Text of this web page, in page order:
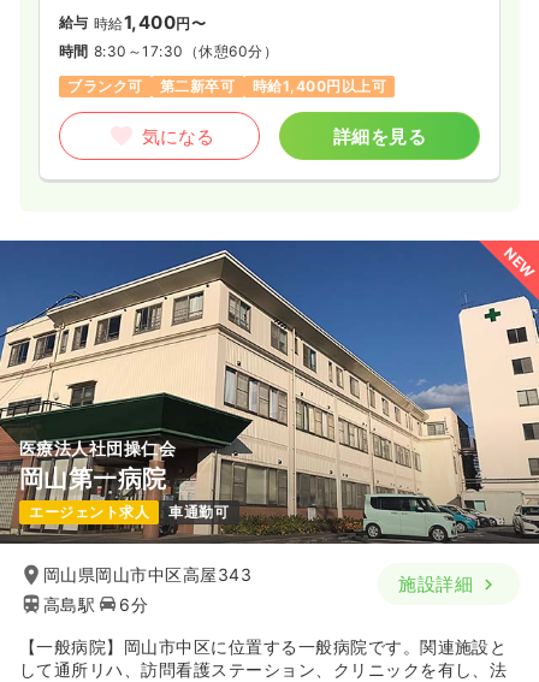
給与 時給1,400円〜
時間 8:30～17:30 （休憩60分）
ブランク可
第二新卒可 時給1,400円以上可
気になる 詳細を見る
NEW
医療法人社団操仁会
岡山第一病院
エージェント求人 車通勤可
岡山県岡山市中区高屋343
高島駅
6分
施設詳細
【一般病院】岡山市中区に位置する一般病院です。関連施設と
して通所リハ、訪問看護ステーション、クリニックを有し、法